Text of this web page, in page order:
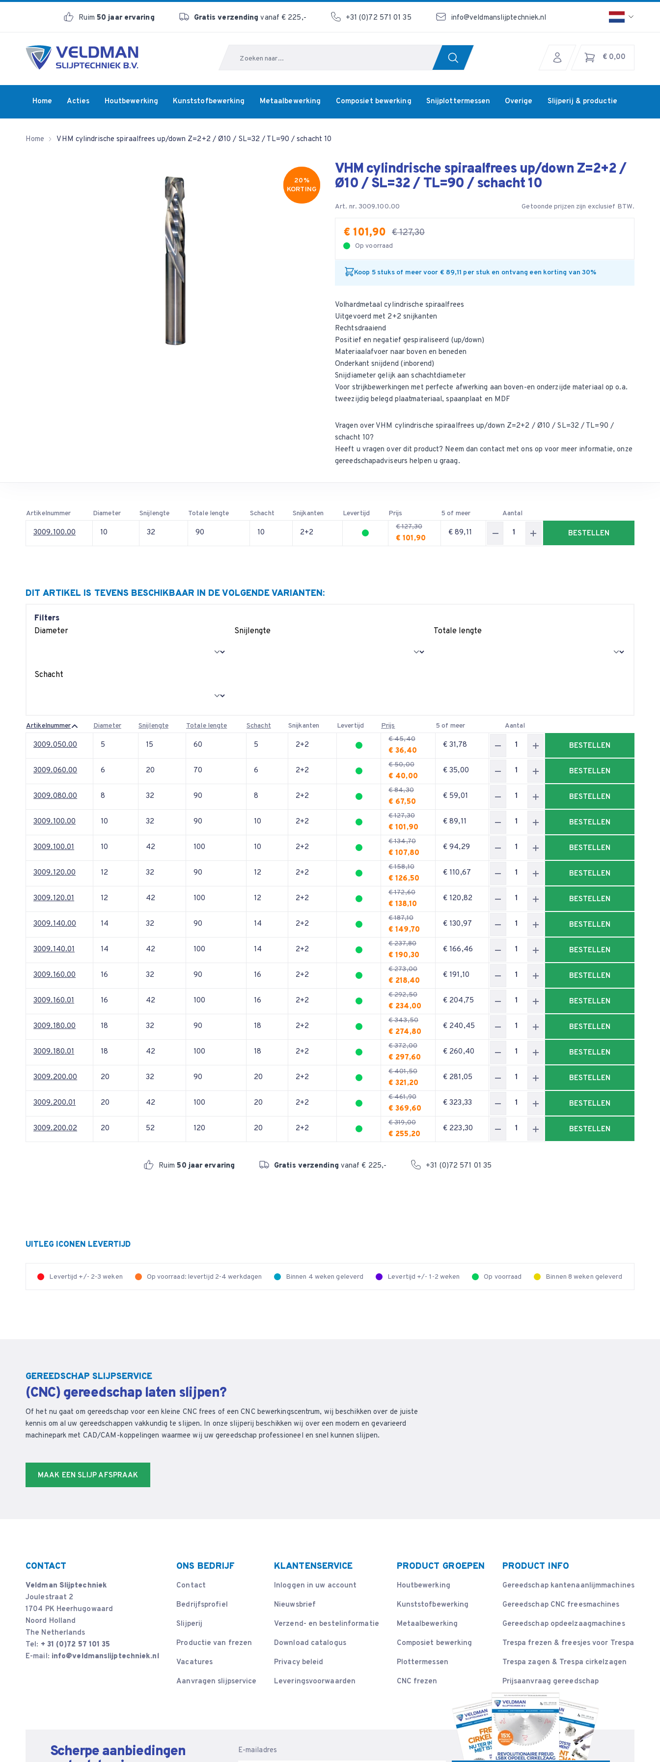
Ruim50 jaar ervaring Gratis verzending vanaf € 225,- +31 (0)72 571 01 35 info@veldmanslijptechniek.nl
€ 0,00
Home Acties Houtbewerking Kunststofbewerking Metaalbewerking Composiet bewerking Snijplottermessen Overige Slijperij & productie
Home VHM cylindrische spiraalfrees up/down Z=2+2 / Ø10 / SL=32 / TL=90 / schacht 10
20%
KORTING
20%
KORTING
VHM cylindrische spiraalfrees up/down Z=2+2 /
Ø10 / SL=32 / TL=90 / schacht 10
Art. nr. 3009.100.00 Getoonde prijzen zijn exclusief BTW.
€ 101,90 € 127,30
Op voorraad
Koop 5 stuks of meer voor € 89,11 per stuk en ontvang een korting van 30%
Volhardmetaal cylindrische spiraalfrees
Uitgevoerd met 2+2 snijkanten
Rechtsdraaiend
Positief en negatief gespiraliseerd (up/down)
Materiaalafvoer naar boven en beneden
Onderkant snijdend (inborend)
Snijdiameter gelijk aan schachtdiameter
Voor strijkbewerkingen met perfecte afwerking aan boven-en onderzijde materiaal op o.a.
tweezijdig belegd plaatmateriaal, spaanplaat en MDF
Vragen over VHM cylindrische spiraalfrees up/down Z=2+2 / Ø10 / SL=32 / TL=90 /
schacht 10?
Heeft u vragen over dit product? Neem dancontact met ons op voor meer informatie, onze
gereedschapadviseurs helpen u graag.
Artikelnummer Diameter Snijlengte Totale lengte Schacht Snijkanten Levertijd Prijs 5 of meer Aantal
3009.100.00 10 32 90 10 2+2
€ 127,30
€ 101,90
€ 89,11 BESTELLEN
DIT ARTIKEL IS TEVENS BESCHIKBAAR IN DE VOLGENDE VARIANTEN:
Filters
Diameter
Snijlengte Totale lengte
Schacht
Artikelnummer Diameter Snijlengte Totale lengte Schacht Snijkanten Levertijd Prijs 5 of meer Aantal
3009.050.00 5 15 60 5 2+2
€ 45,40
€ 36,40
€ 31,78 BESTELLEN
3009.060.00 6 20 70 6 2+2
€ 50,00
€ 40,00
€ 35,00 BESTELLEN
3009.080.00 8 32 90 8 2+2
€ 84,30
€ 67,50
€ 59,01 BESTELLEN
3009.100.00 10 32 90 10 2+2
€ 127,30
€ 101,90
€ 89,11 BESTELLEN
3009.100.01 10 42 100 10 2+2
€ 134,70
€ 107,80
€ 94,29 BESTELLEN
3009.120.00 12 32 90 12 2+2
€ 158,10
€ 126,50
€ 110,67 BESTELLEN
3009.120.01 12 42 100 12 2+2
€ 172,60
€ 138,10
€ 120,82 BESTELLEN
3009.140.00 14 32 90 14 2+2
€ 187,10
€ 149,70
€ 130,97 BESTELLEN
3009.140.01 14 42 100 14 2+2
€ 237,80
€ 190,30
€ 166,46 BESTELLEN
3009.160.00 16 32 90 16 2+2
€ 273,00
€ 218,40
€ 191,10 BESTELLEN
3009.160.01 16 42 100 16 2+2
€ 292,50
€ 234,00
€ 204,75 BESTELLEN
3009.180.00 18 32 90 18 2+2
€ 343,50
€ 274,80
€ 240,45 BESTELLEN
3009.180.01 18 42 100 18 2+2
€ 372,00
€ 297,60
€ 260,40 BESTELLEN
3009.200.00 20 32 90 20 2+2
€ 401,50
€ 321,20
€ 281,05 BESTELLEN
3009.200.01 20 42 100 20 2+2
€ 461,90
€ 369,60
€ 323,33 BESTELLEN
3009.200.02 20 52 120 20 2+2
€ 319,00
€ 255,20
€ 223,30 BESTELLEN
Ruim50 jaar ervaring Gratis verzending vanaf € 225,- +31 (0)72 571 01 35
UITLEG ICONEN LEVERTIJD
Levertijd +/- 2-3 weken Op voorraad: levertijd 2-4 werkdagen Binnen 4 weken geleverd Levertijd +/- 1-2 weken Op voorraad Binnen 8 weken geleverd
GEREEDSCHAP SLIJPSERVICE
(CNC) gereedschap laten slijpen?
Of het nu gaat om gereedschap voor een kleine CNC frees of een CNC bewerkingscentrum, wij beschikken over de juiste
kennis om al uw gereedschappen vakkundig te slijpen. In onze slijperij beschikken wij over een modern en gevarieerd
machinepark met CAD/CAM-koppelingen waarmee wij uw gereedschap professioneel en snel kunnen slijpen.
MAAK EEN SLIJP AFSPRAAK
CONTACT
Veldman Slijptechniek
Joulestraat 2
1704 PK Heerhugowaard
Noord Holland
The Netherlands
Tel: + 31 (0)72 57 101 35
E-mail: info@veldmanslijptechniek.nl
ONS BEDRIJF
Contact
Bedrijfsprofiel
Slijperij
Productie van frezen
Vacatures
Aanvragen slijpservice
KLANTENSERVICE
Inloggen in uw account
Nieuwsbrief
Verzend- en bestelinformatie
Download catalogus
Privacy beleid
Leveringsvoorwaarden
PRODUCT GROEPEN
Houtbewerking
Kunststofbewerking
Metaalbewerking
Composiet bewerking
Plottermessen
CNC frezen
PRODUCT INFO
Gereedschap kantenaanlijmmachines
Gereedschap CNC freesmachines
Gereedschap opdeelzaagmachines
Trespa frezen & freesjes voor Trespa
Trespa zagen & Trespa cirkelzagen
Prijsaanvraag gereedschap
Scherpe aanbiedingen
E-mailadres